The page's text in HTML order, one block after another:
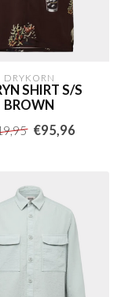
DRYKORN
SHIRT S/S
BROWN
€95,96